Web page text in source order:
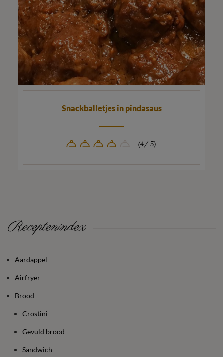
Snackballetjes in pindasaus
(4/ 5)
Receptenindex
Aardappel
Airfryer
Brood
Crostini
Gevuld brood
Sandwich